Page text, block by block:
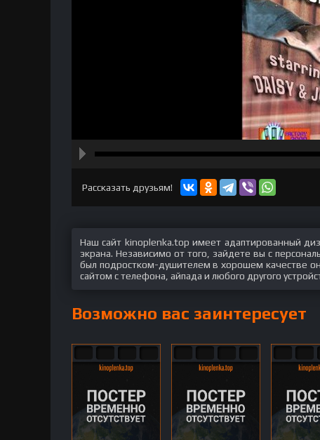
Рассказать друзьям!
Наш сайт kinoplenka.top имеет адаптированный
экрана. Независимо от того, зайдете вы с
был подростком-душителем в хорошем качестве
сайтом с телефона, айпада и любого другого
Возможно вас заинтересует